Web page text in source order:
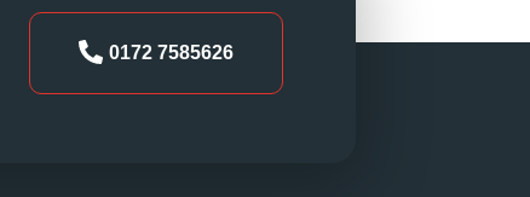
0172 7585626